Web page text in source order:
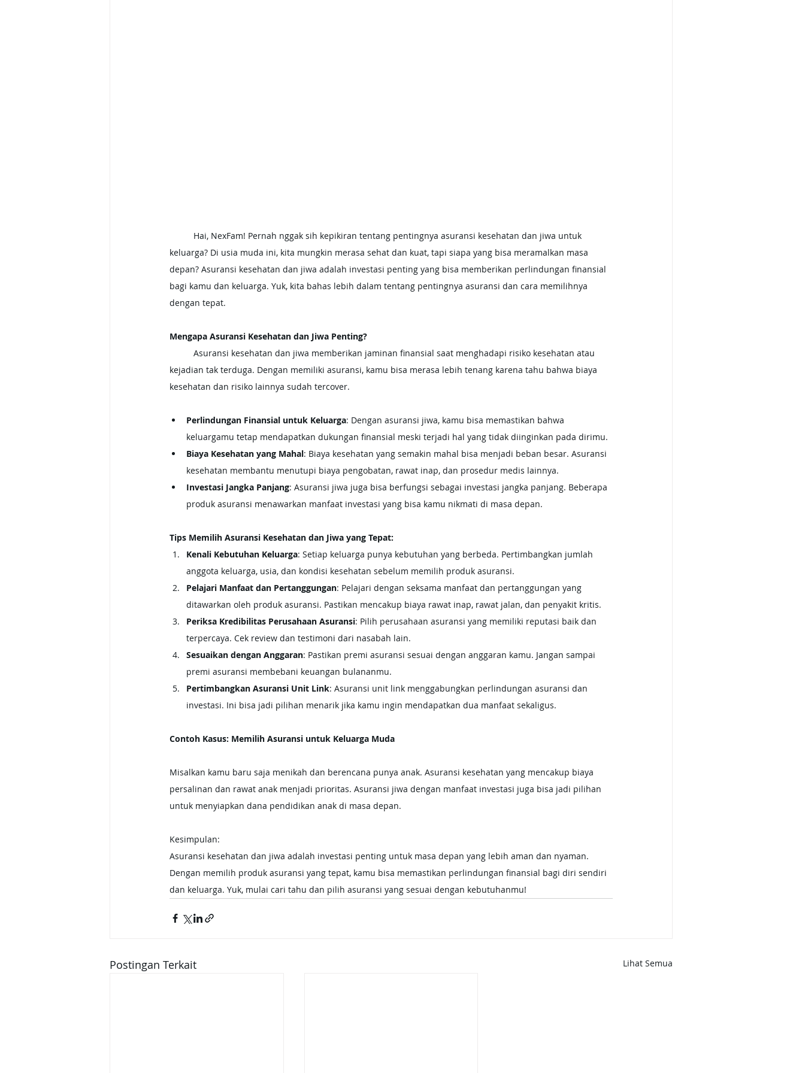
keluarga? Di usia muda ini, kita mungkin merasa sehat dan kuat, tapi siapa yang bisa meramalkan masa
depan? Asuransi kesehatan dan jiwa adalah investasi penting yang bisa memberikan perlindungan finansial
bagi kamu dan keluarga. Yuk, kita bahas lebih dalam tentang pentingnya asuransi dan cara memilihnya
dengan tepat.
Mengapa Asuransi Kesehatan dan Jiwa Penting?
kejadian tak terduga. Dengan memiliki asuransi, kamu bisa merasa lebih tenang karena tahu bahwa biaya
kesehatan dan risiko lainnya sudah tercover.
Perlindungan Finansial untuk Keluarga: Dengan asuransi jiwa, kamu bisa memastikan bahwa
keluargamu tetap mendapatkan dukungan finansial meski terjadi hal yang tidak diinginkan pada dirimu.
Biaya Kesehatan yang Mahal: Biaya kesehatan yang semakin mahal bisa menjadi beban besar. Asuransi
kesehatan membantu menutupi biaya pengobatan, rawat inap, dan prosedur medis lainnya.
Investasi Jangka Panjang: Asuransi jiwa juga bisa berfungsi sebagai investasi jangka panjang. Beberapa
produk asuransi menawarkan manfaat investasi yang bisa kamu nikmati di masa depan.
Tips Memilih Asuransi Kesehatan dan Jiwa yang Tepat:
Kenali Kebutuhan Keluarga: Setiap keluarga punya kebutuhan yang berbeda. Pertimbangkan jumlah
anggota keluarga, usia, dan kondisi kesehatan sebelum memilih produk asuransi.
Pelajari Manfaat dan Pertanggungan: Pelajari dengan seksama manfaat dan pertanggungan yang
ditawarkan oleh produk asuransi. Pastikan mencakup biaya rawat inap, rawat jalan, dan penyakit kritis.
Periksa Kredibilitas Perusahaan Asuransi: Pilih perusahaan asuransi yang memiliki reputasi baik dan
terpercaya. Cek review dan testimoni dari nasabah lain.
Sesuaikan dengan Anggaran: Pastikan premi asuransi sesuai dengan anggaran kamu. Jangan sampai
premi asuransi membebani keuangan bulananmu.
Pertimbangkan Asuransi Unit Link: Asuransi unit link menggabungkan perlindungan asuransi dan
investasi. Ini bisa jadi pilihan menarik jika kamu ingin mendapatkan dua manfaat sekaligus.
Contoh Kasus: Memilih Asuransi untuk Keluarga Muda
Misalkan kamu baru saja menikah dan berencana punya anak. Asuransi kesehatan yang mencakup biaya
persalinan dan rawat anak menjadi prioritas. Asuransi jiwa dengan manfaat investasi juga bisa jadi pilihan
untuk menyiapkan dana pendidikan anak di masa depan.
Kesimpulan:
Asuransi kesehatan dan jiwa adalah investasi penting untuk masa depan yang lebih aman dan nyaman.
Dengan memilih produk asuransi yang tepat, kamu bisa memastikan perlindungan finansial bagi diri sendiri
dan keluarga. Yuk, mulai cari tahu dan pilih asuransi yang sesuai dengan kebutuhanmu!
Postingan Terkait Lihat Semua